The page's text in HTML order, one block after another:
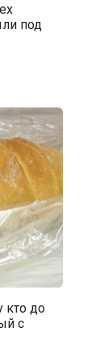
под
кто до
с